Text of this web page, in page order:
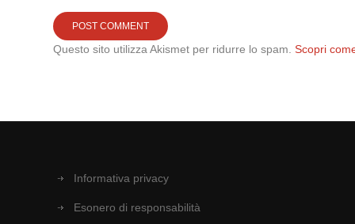
Questo sito utilizza Akismet per ridurre lo spam.Scopri
Informativa privacy
Esonero di responsabilità